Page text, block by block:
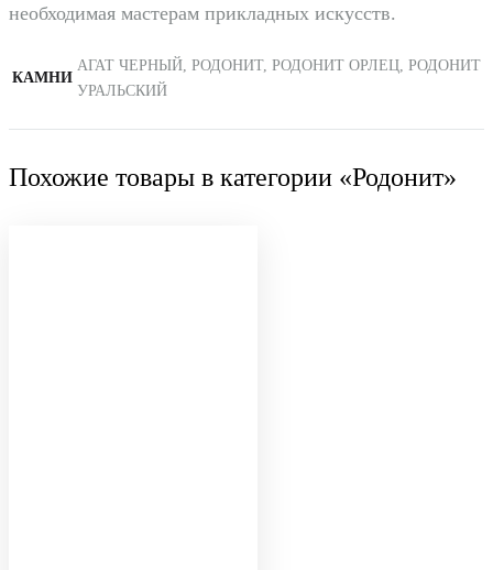
необходимая мастерам прикладных искусств.
КАМНИ
АГАТ ЧЕРНЫЙ, РОДОНИТ, РОДОНИТ ОРЛЕЦ, РОДОНИТ
УРАЛЬСКИЙ
Похожие товары в категории «Родонит»